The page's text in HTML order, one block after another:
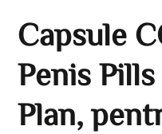
Capsule
Penis
Plan,